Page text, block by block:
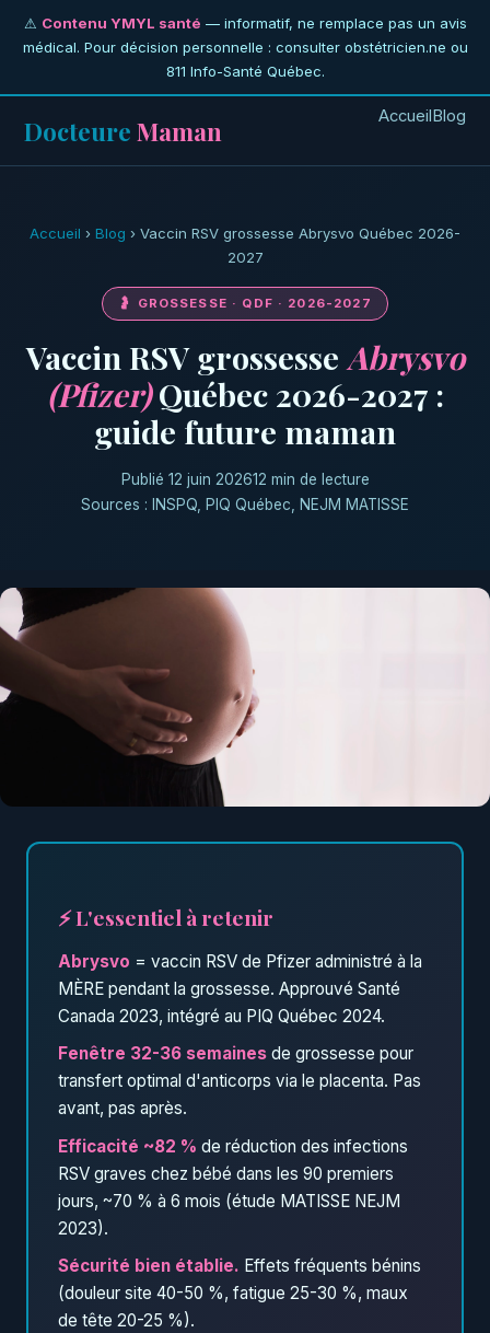
⚠ Contenu YMYL santé — informatif, ne remplace pas un avis
médical. Pour décision personnelle : consulter obstétricien.ne ou
811 Info-Santé Québec.
DocteureMaman Accueil Blog
Accueil › Blog › Vaccin RSV grossesse Abrysvo Québec 2026-
2027
🤰 GROSSESSE · QDF · 2026-2027
Vaccin RSV grossesse Abrysvo
(Pfizer)Québec 2026-2027 :
guide future maman
Publié 12 juin 202612 min de lecture
Sources : INSPQ, PIQ Québec, NEJM MATISSE
⚡ L'essentiel à retenir
Abrysvo = vaccin RSV de Pfizer administré à la
MÈRE pendant la grossesse. Approuvé Santé
Canada 2023, intégré au PIQ Québec 2024.
Fenêtre 32-36 semaines de grossesse pour
transfert optimal d'anticorps via le placenta. Pas
avant, pas après.
Efficacité ~82 % de réduction des infections
RSV graves chez bébé dans les 90 premiers
jours, ~70 % à 6 mois (étude MATISSE NEJM
2023).
Sécurité bien établie. Effets fréquents bénins
(douleur site 40-50 %, fatigue 25-30 %, maux
de tête 20-25 %).